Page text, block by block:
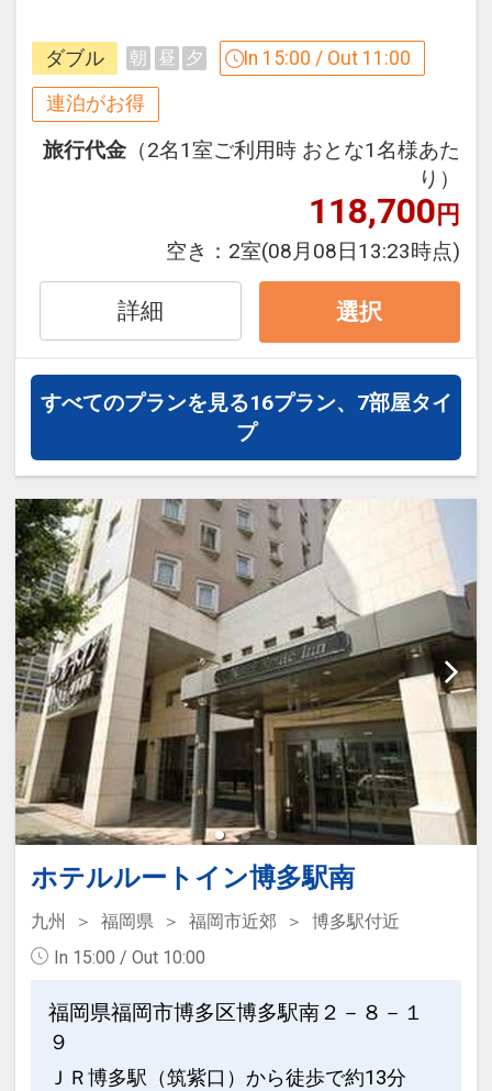
（ＣＡＹ2600）
【連泊するとお得】連泊割引がございま
す
連泊の場合、
※割引適用後のご旅行代金は、カレンダ
ーからお進みいただいた後表示される
「空室照会結果確認画面」でご確認くだ
※宿泊期間中すべての日において人数・
氏名・客室タイプ・食事条件・プラン同
一であることが割引適用の条件となりま
「食事なしプラン」と「朝食付プラン」
をご用意しています。
●「食事なしプラン」と「朝食付プラ
ン」を掲載しています。
※ご覧のページがどちらかを【食事条
件】の項目でご確認のうえ、予約にお進
み下さい。
設定期間：2026年6月1日～2026年12月
31日
インターネットコース番号：DP-1-
ダブル 朝 昼 夕 In 15:00 / Out 11:00
連泊がお得
旅行代金 （2名1室ご利用時 おとな1名様あた
り）
118,700円
空き： 2室(08月08日13:23時点)
詳細 選択
すべてのプランを見る16プラン、7部屋タイ
プ
ホテルルートイン博多駅南
九州 福岡県 福岡市近郊
博多駅付近
In 15:00 / Out 10:00
福岡県福岡市博多区博多駅南２－８－１
９
ＪＲ博多駅（筑紫口）から徒歩で約13分